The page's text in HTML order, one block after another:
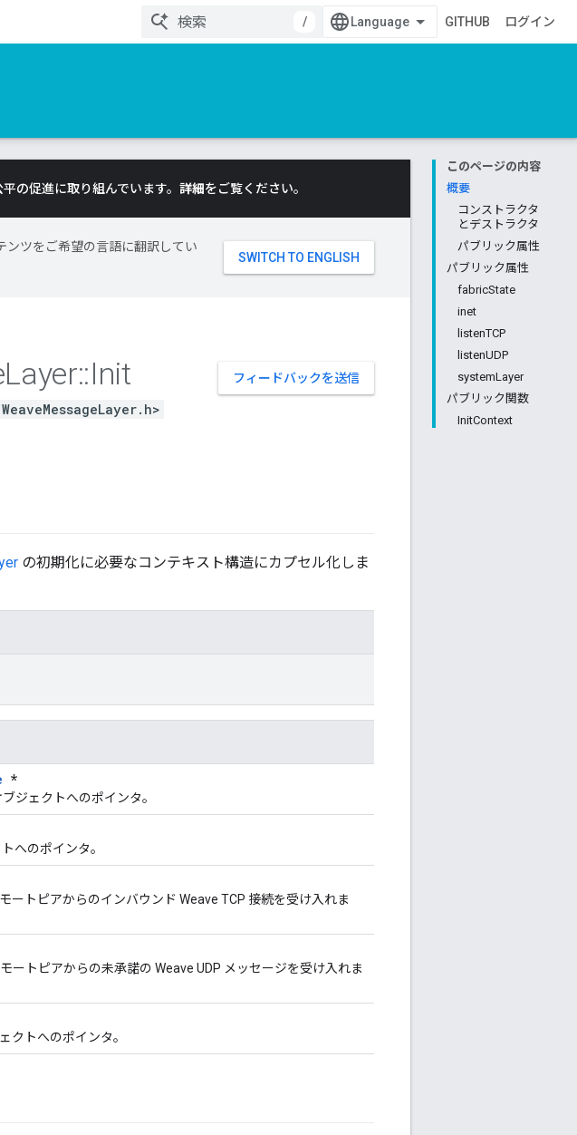
/
GITHUB ログイン
このページの内容
概要
コンストラクタ
とデストラクタ
パブリック属性
パブリック属性
fabricState
inet
listenTCP
listenUDP
systemLayer
パブリック関数
InitContext
の促進に取り組んでいます。 詳細をご覧ください。
ンツをご希望の言語に翻訳してい
フィードバックを送信
Layer::Init
の初期化に必要なコンテキスト構造にカプセル化しま
*
ブジェクトへのポインタ。
へのポインタ。
ートピアからのインバウンド Weave TCP 接続を受け入れま
ートピアからの未承諾の Weave UDP メッセージを受け入れま
クトへのポインタ。